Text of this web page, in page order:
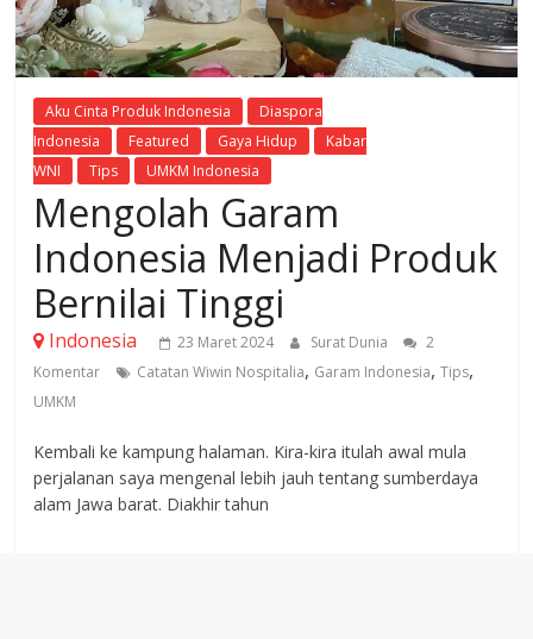
Aku Cinta Produk Indonesia
Diaspora
Indonesia
Featured Gaya Hidup
Kabar
WNI
Tips UMKM Indonesia
Mengolah Garam
Indonesia Menjadi Produk
Bernilai Tinggi
Indonesia 23 Maret 2024 Surat Dunia
2
Komentar
Catatan Wiwin Nospitalia, Garam Indonesia,Tips,
UMKM
Kembali ke kampung halaman. Kira-kira itulah awal mula
perjalanan saya mengenal lebih jauh tentang sumberdaya
alam Jawa barat. Diakhir tahun